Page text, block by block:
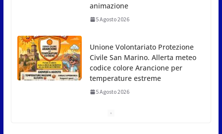
5 Agosto 2026
Dreaming San Marino Song Contest: aperte le
iscrizioni all’edizione 2026-2027
5 Agosto 2026
Compak: Renato Ragini vince il titolo sammarinese,